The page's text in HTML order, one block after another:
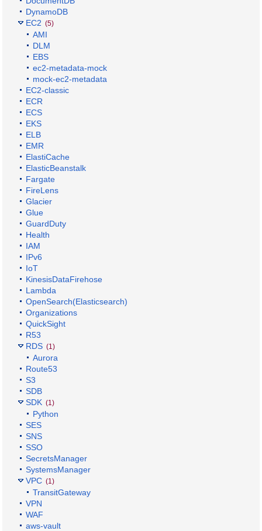
DynamoDB
EC2 (5)
AMI
DLM
EBS
ec2-metadata-mock
mock-ec2-metadata
EC2-classic
ECR
ECS
EKS
ELB
EMR
ElastiCache
ElasticBeanstalk
Fargate
FireLens
Glacier
Glue
GuardDuty
Health
IAM
IPv6
IoT
KinesisDataFirehose
Lambda
OpenSearch(Elasticsearch)
Organizations
QuickSight
R53
RDS (1)
Aurora
Route53
S3
SDB
SDK (1)
Python
SES
SNS
SSO
SecretsManager
SystemsManager
VPC (1)
TransitGateway
VPN
WAF
aws-vault